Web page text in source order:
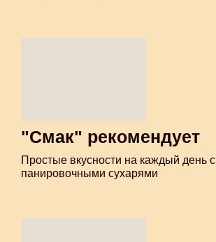
"Смак" рекомендует
Простые вкусности на каждый день с
панировочными сухарями